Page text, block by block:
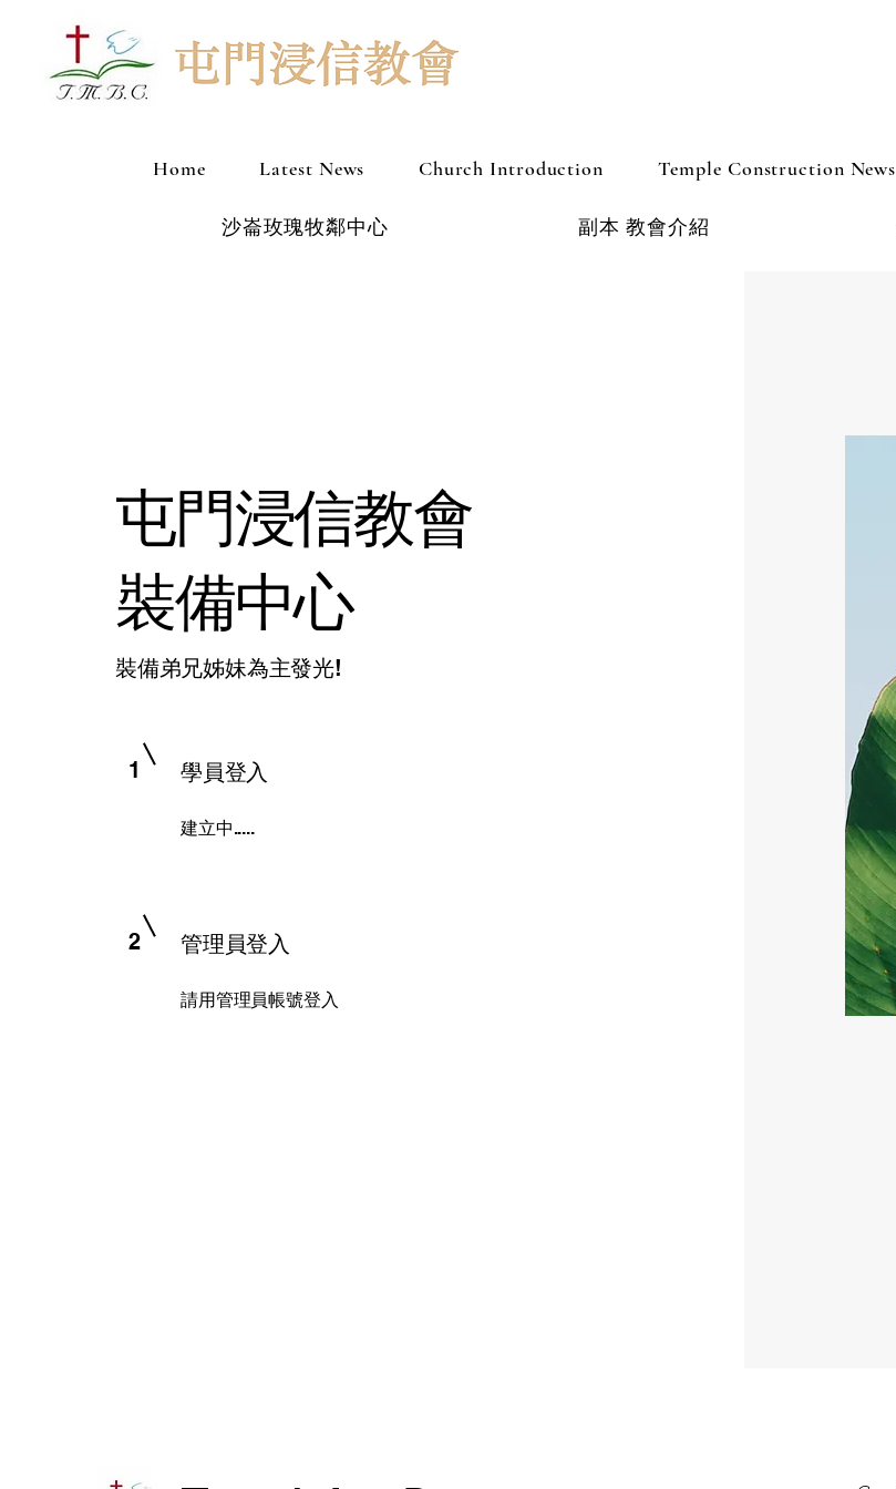
Home Latest News Church Introduction Temple Construction News
沙崙玫瑰牧鄰中心 副本 教會介紹
屯門浸信教會
裝備中心
​裝備弟兄姊妹為主發光!
1 ​學員登入
建立中.....
2 管理員登入
​請用管理員帳號登入